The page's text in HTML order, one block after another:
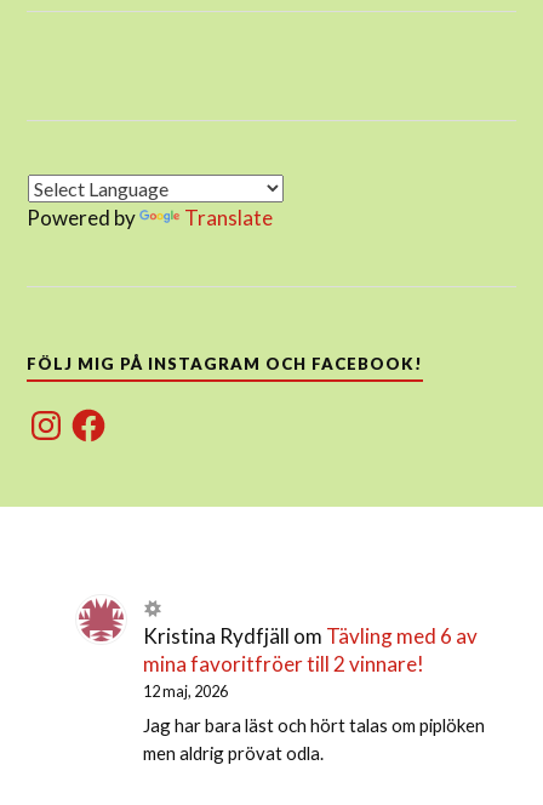
Powered by Translate
FÖLJ MIG PÅ INSTAGRAM OCH FACEBOOK!
InstagramFacebook
Kristina Rydfjäll om Tävling med 6 av
mina favoritfröer till 2 vinnare!
12 maj, 2026
Jag har bara läst och hört talas om piplöken
men aldrig prövat odla.